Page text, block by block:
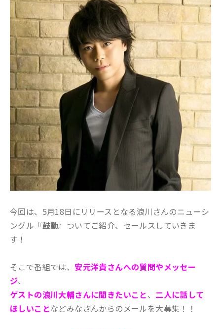
今回は、5月18日にリリースとなる浪川さんのニューシ
ングル 『鼓動』 ついてご紹介、セールスしていきま
す！
そこで番組では、安元洋貴さんへの質問やメッセー
ジ、
ゲストの浪川大輔さんに聞きたいこと、二人に話して
ほしいことなどみなさんからのメールを大募集！！